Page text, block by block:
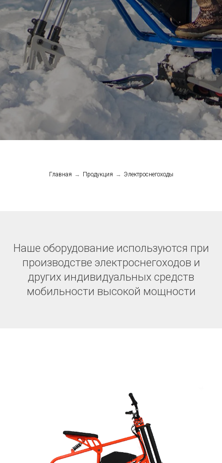
Главная → Продукция → Электроснегоходы
Наше оборудование используются при
производстве электроснегоходов и
других индивидуальных средств
мобильности высокой мощности